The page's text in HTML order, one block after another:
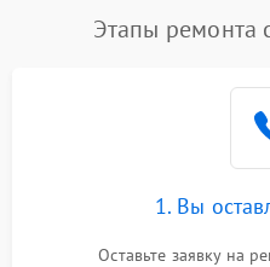
Этапы ремонта
1. Вы
Оставьте заявку на